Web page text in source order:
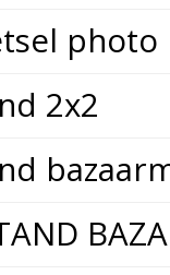
photo
2x2